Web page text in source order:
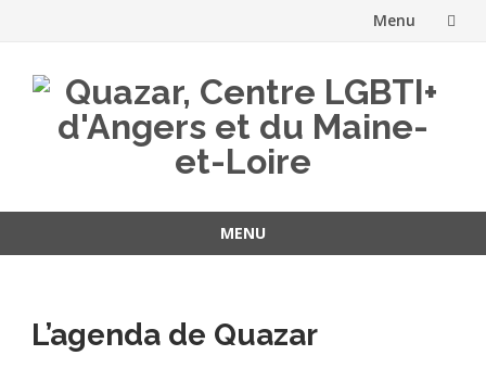
Menu
contenu
MENU
L’agenda de Quazar